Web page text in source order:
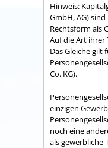
Hinweis:
GmbH, AG)
Rechtsform als
Auf die Art
Das Gleiche gilt
Co. KG).
einzigen
noch eine
als gewerbliche